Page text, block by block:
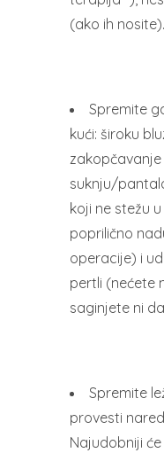
(ako ih
Spremite
kući: široku
suknju/
koji ne stežu
poprilično
operacije) i
pertli (nećete
saginjete ni
Spremite
provesti
Najudobniji